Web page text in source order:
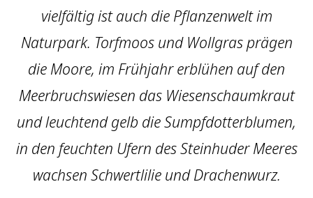
vielfältig ist auch die Pflanzenwelt im
Naturpark. Torfmoos und Wollgras prägen
die Moore, im Frühjahr erblühen auf den
Meerbruchswiesen das Wiesenschaumkraut
und leuchtend gelb die Sumpfdotterblumen,
in den feuchten Ufern des Steinhuder Meeres
wachsen Schwertlilie und Drachenwurz.